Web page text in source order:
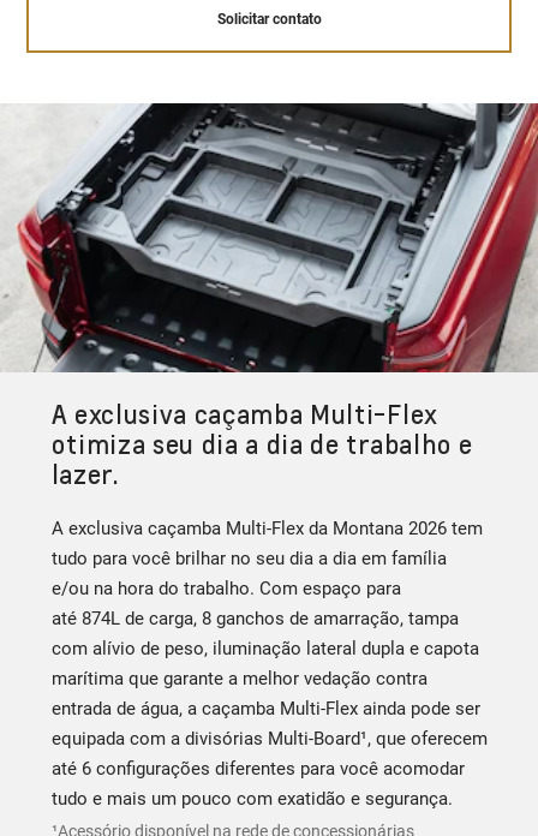
Solicitar contato
A exclusiva caçamba Multi-Flex
otimiza seu dia a dia de trabalho e
lazer.
A exclusiva caçamba Multi-Flex da Montana 2026 tem
tudo para você brilhar no seu dia a dia em família
e/ou na hora do trabalho. Com espaço para
até 874L de carga, 8 ganchos de amarração, tampa
com alívio de peso, iluminação lateral dupla e capota
marítima que garante a melhor vedação contra
entrada de água, a caçamba Multi-Flex ainda pode ser
equipada com a divisórias Multi-Board¹, que oferecem
até 6 configurações diferentes para você acomodar
tudo e mais um pouco com exatidão e segurança.
¹Acessório disponível na rede de concessionárias